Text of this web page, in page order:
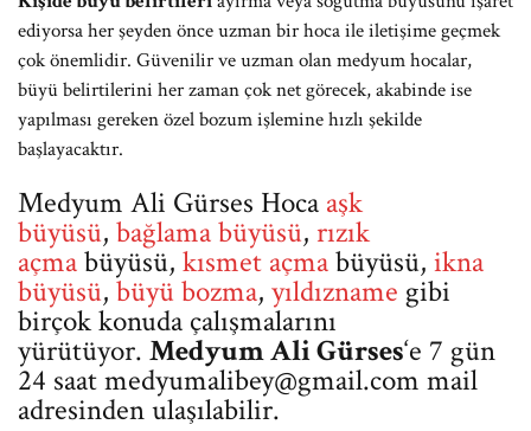
ediyorsa her şeyden önce uzman bir hoca ile iletişime geçmek
çok önemlidir. Güvenilir ve uzman olan medyum hocalar,
büyü belirtilerini her zaman çok net görecek, akabinde ise
yapılması gereken özel bozum işlemine hızlı şekilde
başlayacaktır.
Medyum Ali Gürses Hoca aşk
büyüsü, bağlama büyüsü, rızık
açmabüyüsü, kısmet açmabüyüsü, ikna
büyüsü, büyü bozma, yıldızname gibi
birçok konuda çalışmalarını
yürütüyor. Medyum Ali Gürses‘e 7 gün
24 saatmedyumalibey@gmail.com mail
adresinden ulaşılabilir.